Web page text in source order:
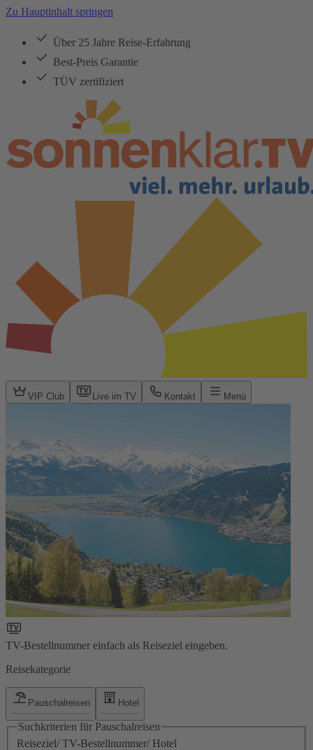
Zu Hauptinhalt springen
Über 25 Jahre Reise-Erfahrung
Best-Preis Garantie
TÜV zertifiziert
VIP Club Live im TV Kontakt Menü
TV-Bestellnummer einfach als Reiseziel eingeben.
Reisekategorie
Pauschalreisen Hotel
Suchkriterien für Pauschalreisen
Reiseziel/ TV-Bestellnummer/ Hotel